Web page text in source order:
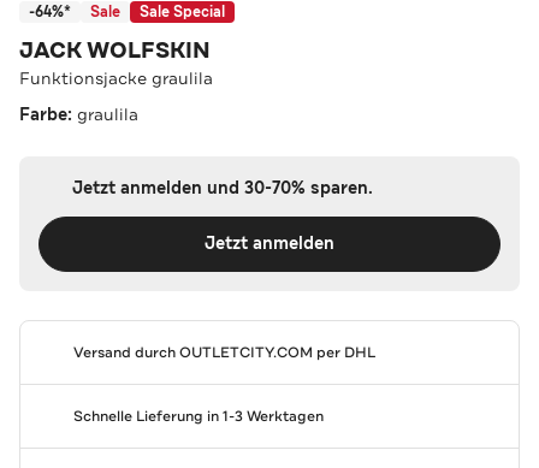
-64%* Sale Sale Special
JACK WOLFSKIN
Funktionsjacke graulila
Farbe: graulila
Jetzt anmelden und 30-70% sparen.
Jetzt anmelden
Versand durchOUTLETCITY.COM per DHL
Schnelle Lieferung in 1-3 Werktagen